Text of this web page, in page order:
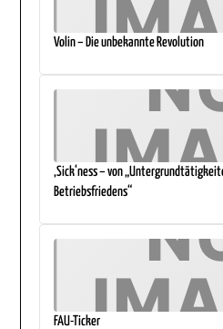
Volin – Die unbekannte Revolution
‚Sick‘ness – von
Betriebsfriedens“
FAU-Ticker